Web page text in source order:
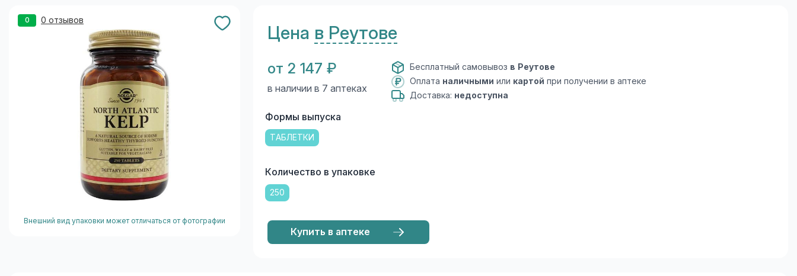
0 0 отзывов
Внешний вид упаковки может отличаться от фотографии
Цена в Реутове
от 2 147 ₽
в наличии в 7 аптеках
Бесплатный самовывоз в Реутове
Оплата наличными или картой при получении в аптеке
Доставка: недоступна
Формы выпуска
ТАБЛЕТКИ
Количество в упаковке
250
Купить в аптеке